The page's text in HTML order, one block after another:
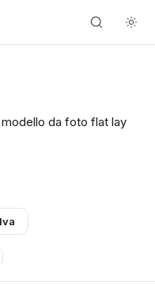
da foto flat lay